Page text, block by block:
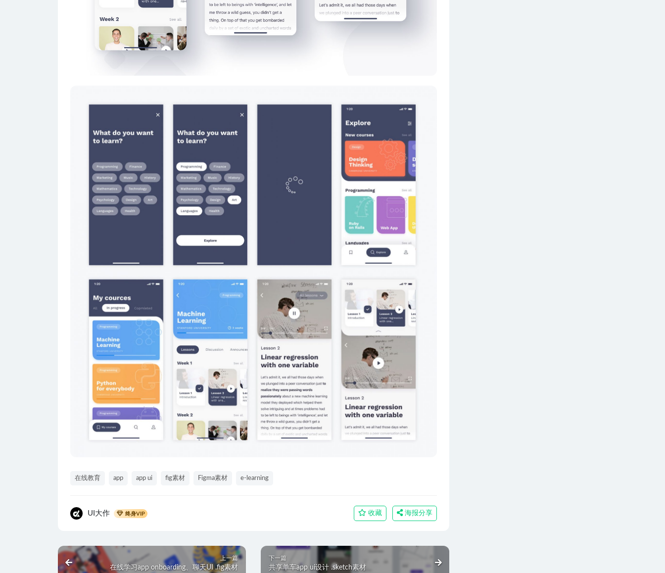
在线教育 app app ui fig素材 Figma素材 e-learning
UI大作 终身VIP 收藏 海报分享
上一篇
在线学习app onboarding、聊天UI .fig素材
下一篇
共享单车app ui设计 .sketch素材